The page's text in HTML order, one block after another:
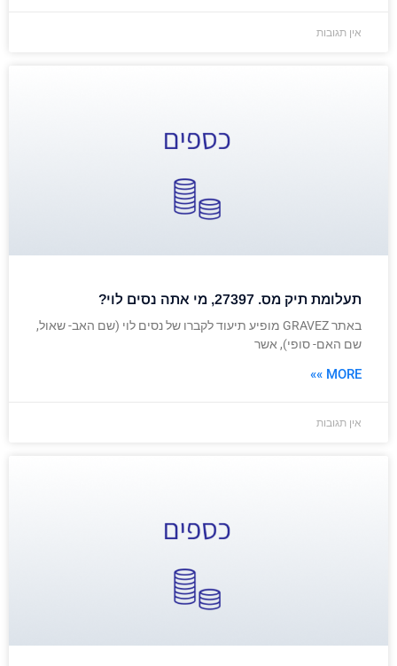
אין תגובות
תעלומת תיק מס. 27397, מי אתה נסים לוי?
באתר GRAVEZ מופיע תיעוד לקברו של נסים לוי (שם האב- שאול,
שם האם- סופי), אשר
MORE »»
אין תגובות